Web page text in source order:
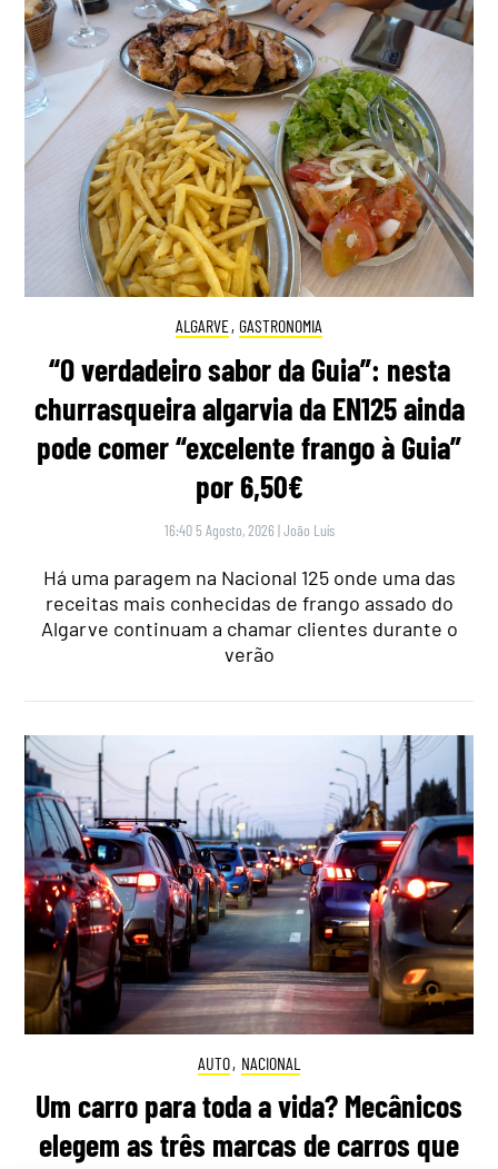
ALGARVE, GASTRONOMIA
“O verdadeiro sabor da Guia”: nesta
churrasqueira algarvia da EN125 ainda
pode comer “excelente frango à Guia”
por 6,50€
16:40 5 Agosto, 2026 |João Luís
Há uma paragem na Nacional 125 onde uma das
receitas mais conhecidas de frango assado do
Algarve continuam a chamar clientes durante o
verão
AUTO, NACIONAL
Um carro para toda a vida? Mecânicos
elegem as três marcas de carros que